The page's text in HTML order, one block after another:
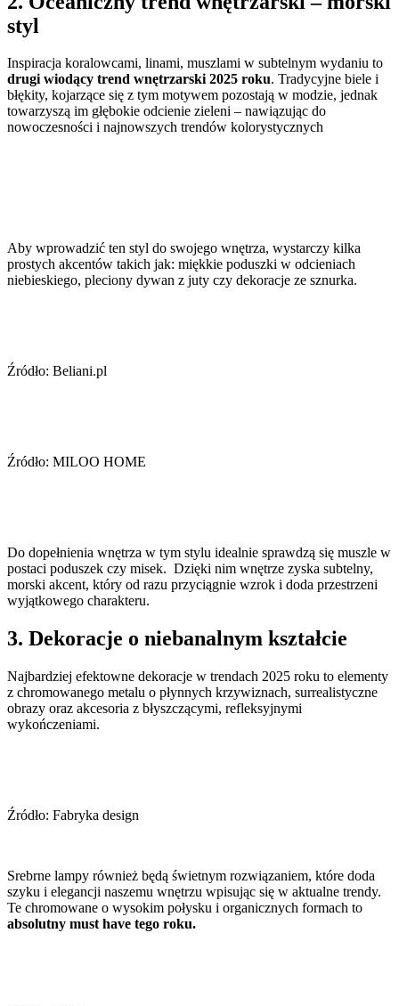
styl
Inspiracja koralowcami, linami, muszlami w subtelnym wydaniu to
drugi wiodący trend wnętrzarski 2025 roku. Tradycyjne biele i
błękity, kojarzące się z tym motywem pozostają w modzie, jednak
towarzyszą im głębokie odcienie zieleni – nawiązując do
nowoczesności i najnowszych trendów kolorystycznych
Aby wprowadzić ten styl do swojego wnętrza, wystarczy kilka
prostych akcentów takich jak: miękkie poduszki w odcieniach
niebieskiego, pleciony dywan z juty czy dekoracje ze sznurka.
Źródło: Beliani.pl
Źródło: MILOO HOME
Do dopełnienia wnętrza w tym stylu idealnie sprawdzą się muszle w
postaci poduszek czy misek. Dzięki nim wnętrze zyska subtelny,
morski akcent, który od razu przyciągnie wzrok i doda przestrzeni
wyjątkowego charakteru.
3. Dekoracje o niebanalnym kształcie
Najbardziej efektowne dekoracje w trendach 2025 roku to elementy
z chromowanego metalu o płynnych krzywiznach, surrealistyczne
obrazy oraz akcesoria z błyszczącymi, refleksyjnymi
wykończeniami.
Źródło: Fabryka design
Srebrne lampy również będą świetnym rozwiązaniem, które doda
szyku i elegancji naszemu wnętrzu wpisując się w aktualne trendy.
Te chromowane o wysokim połysku i organicznych formach to
absolutny must have tego roku.